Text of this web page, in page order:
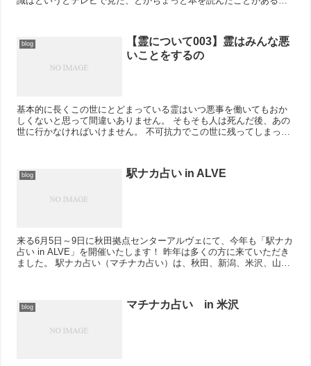
blog
【霊について003】霊はみんな悪
いことをするの
基本的に長くこの世にとどまっている霊はいつ悪事を働いてもおか
しくないと思って間違いありません。 そもそも人は死んだ後、あの
世に行かなければいけません。 不可抗力でこの世に残ってしまった
blog 駅ナカ占い in ALVE
来る6月5日～9日に秋田拠点センターアルヴェにて、今年も「駅ナカ
占い in ALVE」を開催いたします！ 昨年は多くの方に来ていただき
ました。 駅ナカ占い（マチナカ占い）は、秋田、新潟、米沢、山形
blog マチナカ占い in 米沢